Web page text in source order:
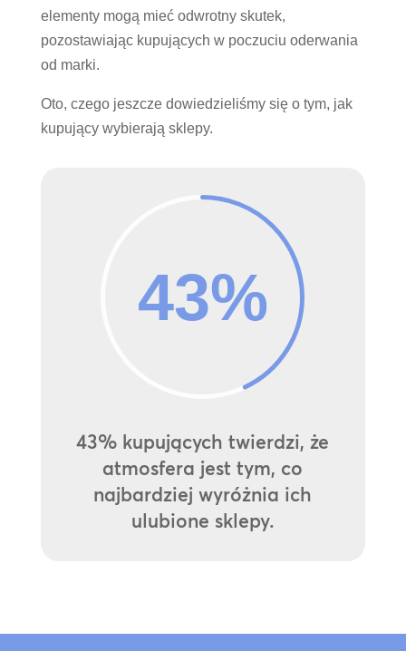
elementy mogą mieć odwrotny skutek,
pozostawiając kupujących w poczuciu oderwania
od marki.
Oto, czego jeszcze dowiedzieliśmy się o tym, jak
kupujący wybierają sklepy.
43%
43% kupujących twierdzi, że
atmosfera jest tym, co
najbardziej wyróżnia ich
ulubione sklepy.